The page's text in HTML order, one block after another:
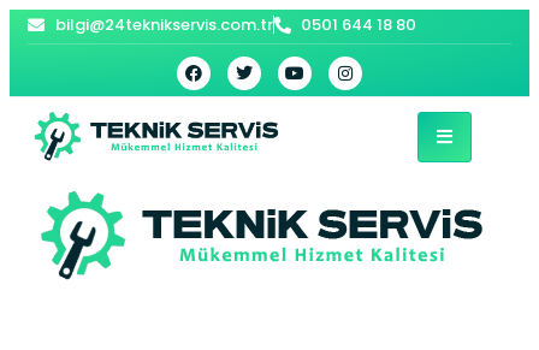
bilgi@24teknikservis.com.tr 0501 644 18 80